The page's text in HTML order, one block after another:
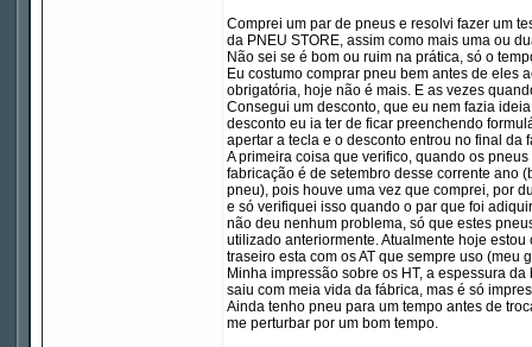
Comprei um par de pneus e resolvi fazer um
da PNEU STORE, assim como mais uma ou
Não sei se é bom ou ruim na prática, só o
Eu costumo comprar pneu bem antes de eles
obrigatória, hoje não é mais. E as vezes
Consegui um desconto, que eu nem fazia
desconto eu ia ter de ficar preenchendo
apertar a tecla e o desconto entrou no final da
A primeira coisa que verifico, quando os
fabricação é de setembro desse corrente ano
pneu), pois houve uma vez que comprei, por
e só verifiquei isso quando o par que foi
não deu nenhum problema, só que estes
utilizado anteriormente. Atualmente hoje
traseiro esta com os AT que sempre uso (meu
Minha impressão sobre os HT, a espessura
saiu com meia vida da fábrica, mas é só
Ainda tenho pneu para um tempo antes de
me perturbar por um bom tempo.